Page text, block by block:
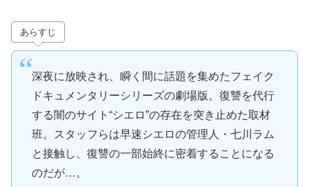
あらすじ
深夜に放映され、瞬く間に話題を集めたフェイク
ドキュメンタリーシリーズの劇場版。復讐を代行
する闇のサイト“シエロ”の存在を突き止めた取材
班。スタッフらは早速シエロの管理人・七川ラム
と接触し、復讐の一部始終に密着することになる
のだが…。